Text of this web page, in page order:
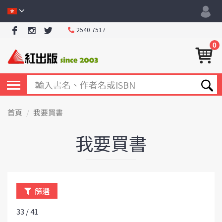
2540 7517
0
首頁 我要買書
我要買書
篩選
33 / 41